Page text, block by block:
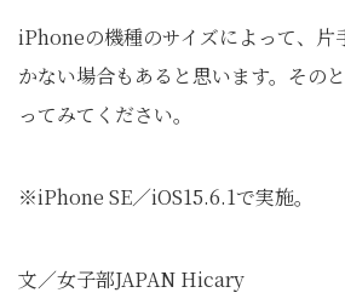
iPhoneの機種のサイズによって、片
かない場合もあると思います。その
ってみてください。
※iPhone SE／iOS15.6.1で実施。
文／女子部JAPAN Hicary